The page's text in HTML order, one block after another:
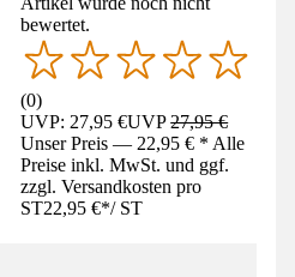
bewertet.
(0)
UVP: 27,95 €UVP27,95 €
Unser Preis — 22,95 € * Alle
Preise inkl. MwSt. und ggf.
zzgl. Versandkosten pro
ST22,95 €*/ ST